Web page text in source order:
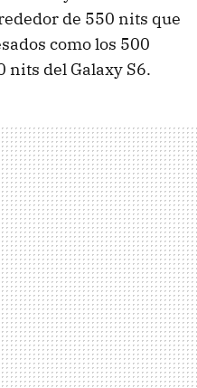
de 550 nits que
como los 500
nits del Galaxy S6.